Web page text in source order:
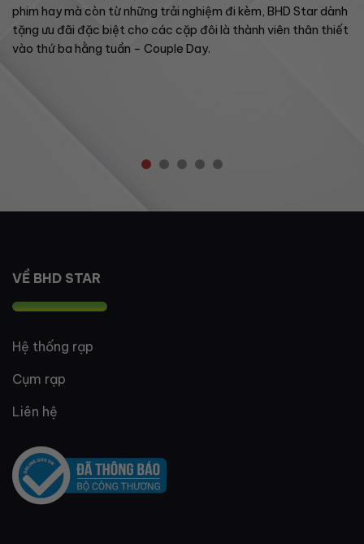
phim hay mà còn từ những trải nghiệm đi kèm, BHD Star dành
tặng ưu đãi đặc biệt cho các cặp đôi là thành viên thân thiết
vào thứ ba hằng tuần – Couple Day.
VỀ BHD STAR
Hệ thống rạp
Cụm rạp
Liên hệ